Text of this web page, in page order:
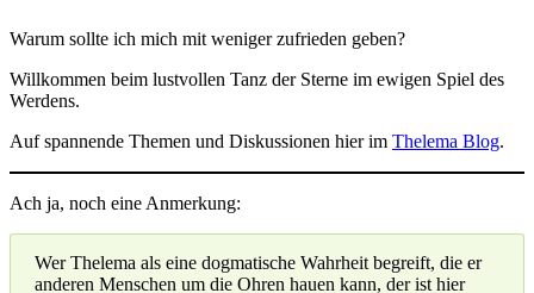
Warum sollte ich mich mit weniger zufrieden geben?
Willkommen beim lustvollen Tanz der Sterne im ewigen Spiel des
Werdens.
Auf spannende Themen und Diskussionen hier im Thelema Blog.
Ach ja, noch eine Anmerkung:
Wer Thelema als eine dogmatische Wahrheit begreift, die er
anderen Menschen um die Ohren hauen kann, der ist hier